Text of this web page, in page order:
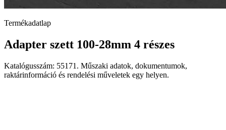
Termékadatlap
Adapter szett 100-28mm 4 részes
Katalógusszám: 55171. Műszaki adatok, dokumentumok,
raktárinformáció és rendelési műveletek egy helyen.